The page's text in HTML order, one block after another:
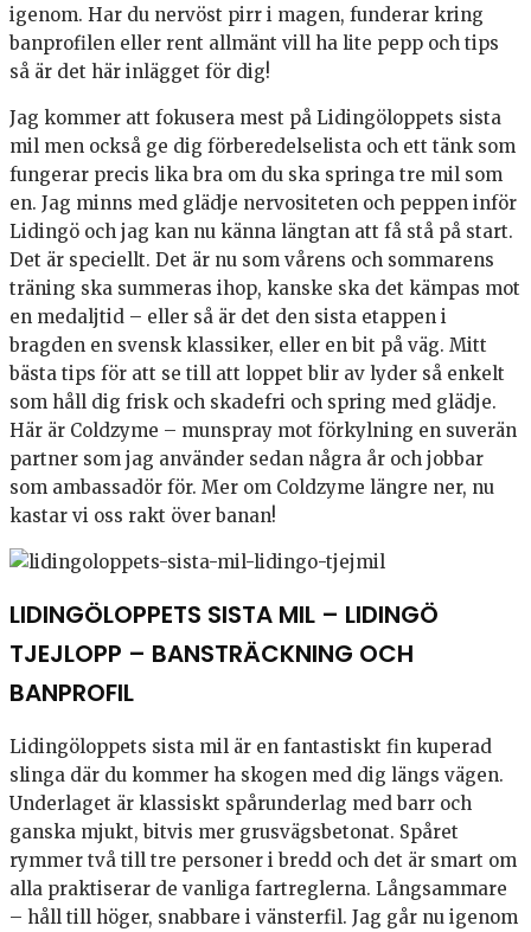
igenom. Har du nervöst pirr i magen, funderar kring
banprofilen eller rent allmänt vill ha lite pepp och tips
så är det här inlägget för dig!
Jag kommer att fokusera mest på Lidingöloppets sista
mil men också ge dig förberedelselista och ett tänk som
fungerar precis lika bra om du ska springa tre mil som
en. Jag minns med glädje nervositeten och peppen inför
Lidingö och jag kan nu känna längtan att få stå på start.
Det är speciellt. Det är nu som vårens och sommarens
träning ska summeras ihop, kanske ska det kämpas mot
en medaljtid – eller så är det den sista etappen i
bragden en svensk klassiker, eller en bit på väg. Mitt
bästa tips för att se till att loppet blir av lyder så enkelt
som håll dig frisk och skadefri och spring med glädje.
Här är Coldzyme – munspray mot förkylning en suverän
partner som jag använder sedan några år och jobbar
som ambassadör för. Mer om Coldzyme längre ner, nu
kastar vi oss rakt över banan!
LIDINGÖLOPPETS SISTA MIL – LIDINGÖ
TJEJLOPP – BANSTRÄCKNING OCH
BANPROFIL
Lidingöloppets sista mil är en fantastiskt fin kuperad
slinga där du kommer ha skogen med dig längs vägen.
Underlaget är klassiskt spårunderlag med barr och
ganska mjukt, bitvis mer grusvägsbetonat. Spåret
rymmer två till tre personer i bredd och det är smart om
alla praktiserar de vanliga fartreglerna. Långsammare
– håll till höger, snabbare i vänsterfil. Jag går nu igenom